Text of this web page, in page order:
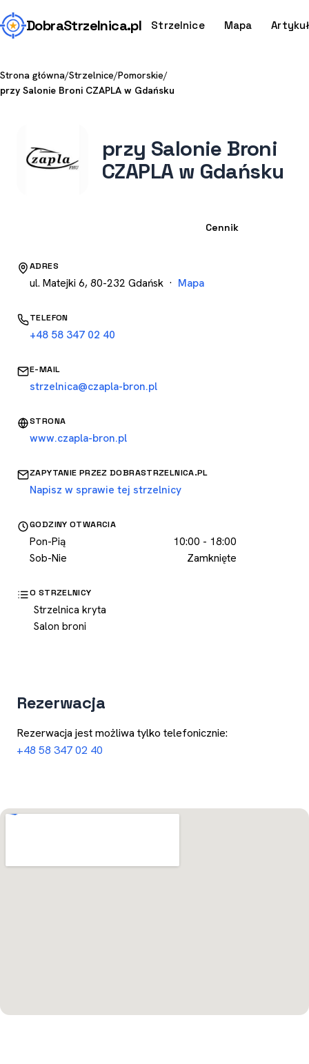
DobraStrzelnica.pl Strzelnice Mapa
Strona główna/Strzelnice/Pomorskie/
przy Salonie Broni CZAPLA w Gdańsku
przy Salonie Broni
CZAPLA w Gdańsku
Cennik
ADRES
ul. Matejki 6, 80-232 Gdańsk · Mapa
TELEFON
+48 58 347 02 40
E-MAIL
strzelnica@czapla-bron.pl
STRONA
www.czapla-bron.pl
ZAPYTANIE PRZEZ DOBRASTRZELNICA.PL
Napisz w sprawie tej strzelnicy
GODZINY OTWARCIA
Pon-Pią
10:00 - 18:00
Sob-Nie
Zamknięte
O STRZELNICY
Strzelnica kryta
Salon broni
Rezerwacja
Rezerwacja jest możliwa tylko telefonicznie:
+48 58 347 02 40